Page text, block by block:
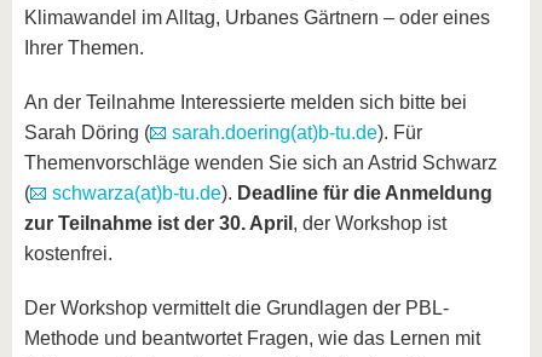
Klimawandel im Alltag, Urbanes Gärtnern – oder eines
Ihrer Themen.
An der Teilnahme Interessierte melden sich bitte bei
Sarah Döring (
sarah.doering(at)b-tu.de). Für
Themenvorschläge wenden Sie sich an Astrid Schwarz
(
schwarza(at)b-tu.de). Deadline für die Anmeldung
zur Teilnahme ist der 30. April , der Workshop ist
kostenfrei.
Der Workshop vermittelt die Grundlagen der PBL-
Methode und beantwortet Fragen, wie das Lernen mit